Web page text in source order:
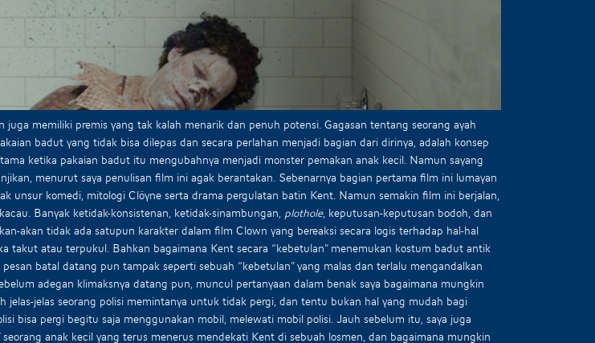
juga memiliki premis yang tak kalah menarik dan penuh potensi. Gagasan tentang seorang ayah
badut yang tidak bisa dilepas dan secara perlahan menjadi bagian dari dirinya, adalah konsep
ketika pakaian badut itu mengubahnya menjadi monster pemakan anak kecil. Namun sayang
menurut saya penulisan film ini agak berantakan. Sebenarnya bagian pertama film ini lumayan
unsur komedi, mitologi Clöyne serta drama pergulatan batin Kent. Namun semakin film ini berjalan,
Banyak ketidak-konsistenan, ketidak-sinambungan, plothole, keputusan-keputusan bodoh, dan
akan tidak ada satupun karakter dalam film Clown yang bereaksi secara logis terhadap hal-hal
takut atau terpukul. Bahkan bagaimana Kent secara “kebetulan” menemukan kostum badut antik
batal datang pun tampak seperti sebuah “kebetulan” yang malas dan terlalu mengandalkan
adegan klimaksnya datang pun, muncul pertanyaan dalam benak saya bagaimana mungkin
jelas-jelas seorang polisi memintanya untuk tidak pergi, dan tentu bukan hal yang mudah bagi
bisa pergi begitu saja menggunakan mobil, melewati mobil polisi. Jauh sebelum itu, saya juga
seorang anak kecil yang terus menerus mendekati Kent di sebuah losmen, dan bagaimana mungkin